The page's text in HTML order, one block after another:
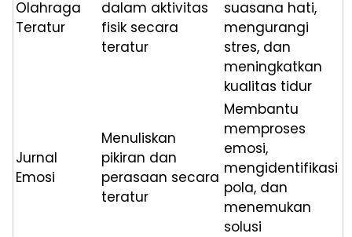
Olahraga
Teratur
dalam aktivitas
fisik secara
teratur
suasana hati,
mengurangi
stres, dan
meningkatkan
kualitas tidur
Jurnal
Emosi
Menuliskan
pikiran dan
perasaan secara
teratur
Membantu
memproses
emosi,
mengidentifikasi
pola, dan
menemukan
solusi